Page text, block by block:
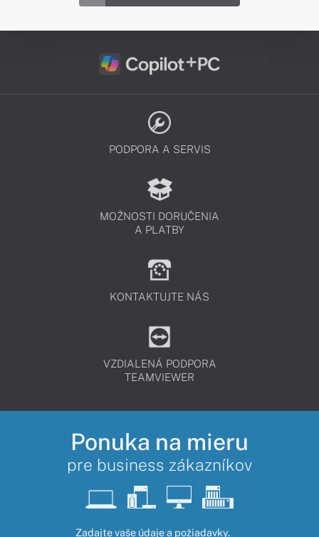
PODPORA A SERVIS
MOŽNOSTI DORUČENIA
A PLATBY
KONTAKTUJTE NÁS
VZDIALENÁ PODPORA
TEAMVIEWER
Ponuka na mieru
pre business zákazníkov
Zadajte vaše údaje a požiadavky.